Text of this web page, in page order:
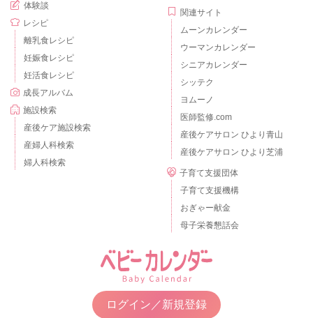
体験談
レシピ
離乳食レシピ
妊娠食レシピ
妊活食レシピ
成長アルバム
施設検索
産後ケア施設検索
産婦人科検索
婦人科検索
関連サイト
ムーンカレンダー
ウーマンカレンダー
シニアカレンダー
シッテク
ヨムーノ
医師監修.com
産後ケアサロン ひより青山
産後ケアサロン ひより芝浦
子育て支援団体
子育て支援機構
おぎゃー献金
母子栄養懇話会
ログイン／新規登録